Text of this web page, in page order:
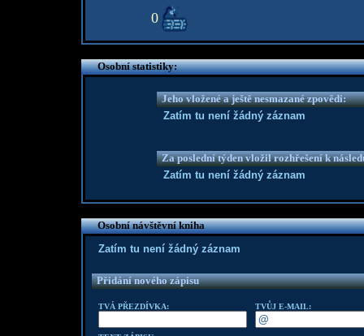
0
Osobní statistiky:
Jeho vložené a ještě nesmazané zpovědi:
Zatím tu není žádný záznam
Za poslední týden vložil rozhřešení k
Zatím tu není žádný záznam
Osobní návštěvní kniha
Zatím tu není žádný záznam
Přidání nového zápisu
TVÁ PŘEZDÍVKA: TVŮJ E-MAIL: